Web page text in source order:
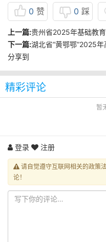
0 赞 0 踩
上一篇:贵州省2025年基础教
下一篇:湖北省“黄鄂鄂”2025
分享到
精彩评论
暂
登录 注册
请自觉遵守互联网相关的政策
论！